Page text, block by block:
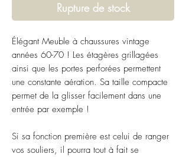
Rupture de stock
Élégant Meuble à chaussures vintage
années 60-70 ! Les étagères grillagées
ainsi que les portes perforées permettent
une constante aération. Sa taille compacte
permet de la glisser facilement dans une
entrée par exemple !
Si sa fonction première est celui de ranger
vos souliers, il pourra tout à fait se